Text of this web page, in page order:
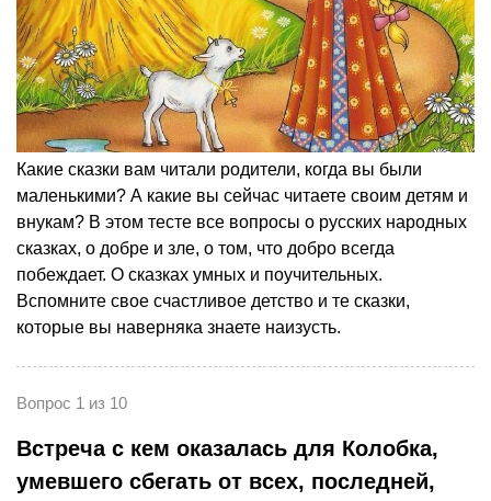
Какие сказки вам читали родители, когда вы были
маленькими? А какие вы сейчас читаете своим детям и
внукам? В этом тесте все вопросы о русских народных
сказках, о добре и зле, о том, что добро всегда
побеждает. О сказках умных и поучительных.
Вспомните свое счастливое детство и те сказки,
которые вы наверняка знаете наизусть.
Вопрос 1 из 10
Встреча с кем оказалась для Колобка,
умевшего сбегать от всех, последней,